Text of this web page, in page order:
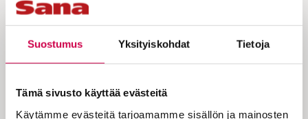
Suostumus Yksityiskohdat Tietoja
Tämä sivusto käyttää evästeitä
Käytämme evästeitä tarjoamamme sisällön ja mainosten
Kalle Virran mielestä maailman
minulle syntiselle armollinen!” ”Se